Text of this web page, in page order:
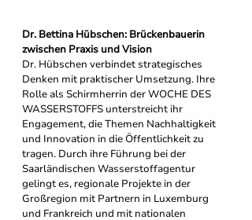
Dr. Bettina Hübschen: Brückenbauerin
zwischen Praxis und Vision
Dr. Hübschen verbindet strategisches
Denken mit praktischer Umsetzung. Ihre
Rolle als Schirmherrin der WOCHE DES
WASSERSTOFFS unterstreicht ihr
Engagement, die Themen Nachhaltigkeit
und Innovation in die Öffentlichkeit zu
tragen. Durch ihre Führung bei der
Saarländischen Wasserstoffagentur
gelingt es, regionale Projekte in der
Großregion mit Partnern in Luxemburg
und Frankreich und mit nationalen